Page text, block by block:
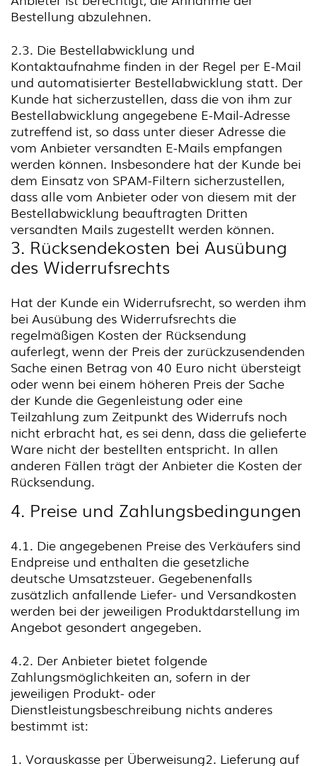
Bestellung abzulehnen.
2.3. Die Bestellabwicklung und
Kontaktaufnahme finden in der Regel per E-Mail
und automatisierter Bestellabwicklung statt. Der
Kunde hat sicherzustellen, dass die von ihm zur
Bestellabwicklung angegebene E-Mail-Adresse
zutreffend ist, so dass unter dieser Adresse die
vom Anbieter versandten E-Mails empfangen
werden können. Insbesondere hat der Kunde bei
dem Einsatz von SPAM-Filtern sicherzustellen,
dass alle vom Anbieter oder von diesem mit der
Bestellabwicklung beauftragten Dritten
versandten Mails zugestellt werden können.
3. Rücksendekosten bei Ausübung
des Widerrufsrechts
Hat der Kunde ein Widerrufsrecht, so werden ihm
bei Ausübung des Widerrufsrechts die
regelmäßigen Kosten der Rücksendung
auferlegt, wenn der Preis der zurückzusendenden
Sache einen Betrag von 40 Euro nicht übersteigt
oder wenn bei einem höheren Preis der Sache
der Kunde die Gegenleistung oder eine
Teilzahlung zum Zeitpunkt des Widerrufs noch
nicht erbracht hat, es sei denn, dass die gelieferte
Ware nicht der bestellten entspricht. In allen
anderen Fällen trägt der Anbieter die Kosten der
Rücksendung.
4. Preise und Zahlungsbedingungen
4.1. Die angegebenen Preise des Verkäufers sind
Endpreise und enthalten die gesetzliche
deutsche Umsatzsteuer. Gegebenenfalls
zusätzlich anfallende Liefer- und Versandkosten
werden bei der jeweiligen Produktdarstellung im
Angebot gesondert angegeben.
4.2. Der Anbieter bietet folgende
Zahlungsmöglichkeiten an, sofern in der
jeweiligen Produkt- oder
Dienstleistungsbeschreibung nichts anderes
bestimmt ist:
1. Vorauskasse per Überweisung2. Lieferung auf